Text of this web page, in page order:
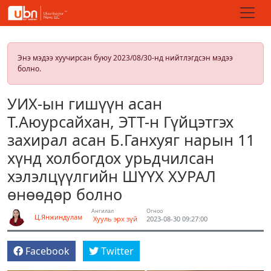
Энэ мэдээ хуучирсан буюу 2023/08/30-нд нийтлэгдсэн мэдээ
болно.
УИХ-ын гишүүн асан
Т.Аюурсайхан, ЭТТ-н Гүйцэтгэх
захирал асан Б.Ганхуяг нарын 11
хүнд холбогдох урьдчилсан
хэлэлцүүлгийн ШҮҮХ ХУРАЛ
өнөөдөр болно
Ц.Янжиндулам
Ангилал
Хууль эрх зүй
Огноо
2023-08-30 09:27:00
Facebook Twitter